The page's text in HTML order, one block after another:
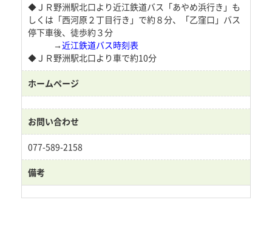
◆ＪＲ野洲駅北口より近江鉄道バス「あやめ浜行き」も
しくは「西河原２丁目行き」で約８分、「乙窪口」バス
停下車後、徒歩約３分
→近江鉄道バス時刻表
◆ＪＲ野洲駅北口より車で約10分
ホームページ
お問い合わせ
077-589-2158
備考